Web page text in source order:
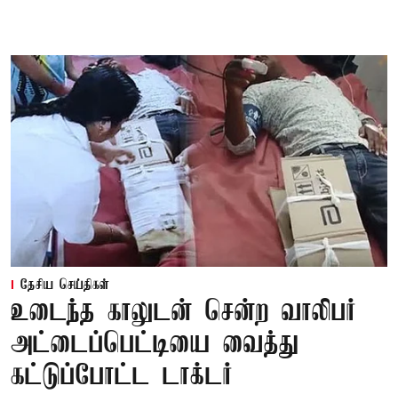
தேசிய செய்திகள்
உடைந்த காலுடன் சென்ற வாலிபர்
அட்டைப்பெட்டியை வைத்து
கட்டுப்போட்ட டாக்டர்